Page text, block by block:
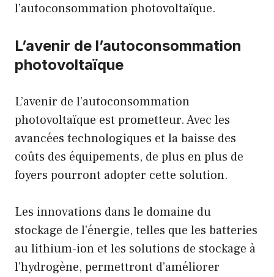
l’autoconsommation photovoltaïque.
L’avenir de l’autoconsommation
photovoltaïque
L’avenir de l’autoconsommation
photovoltaïque est prometteur. Avec les
avancées technologiques et la baisse des
coûts des équipements, de plus en plus de
foyers pourront adopter cette solution.
Les innovations dans le domaine du
stockage de l’énergie, telles que les batteries
au lithium-ion et les solutions de stockage à
l’hydrogène, permettront d’améliorer